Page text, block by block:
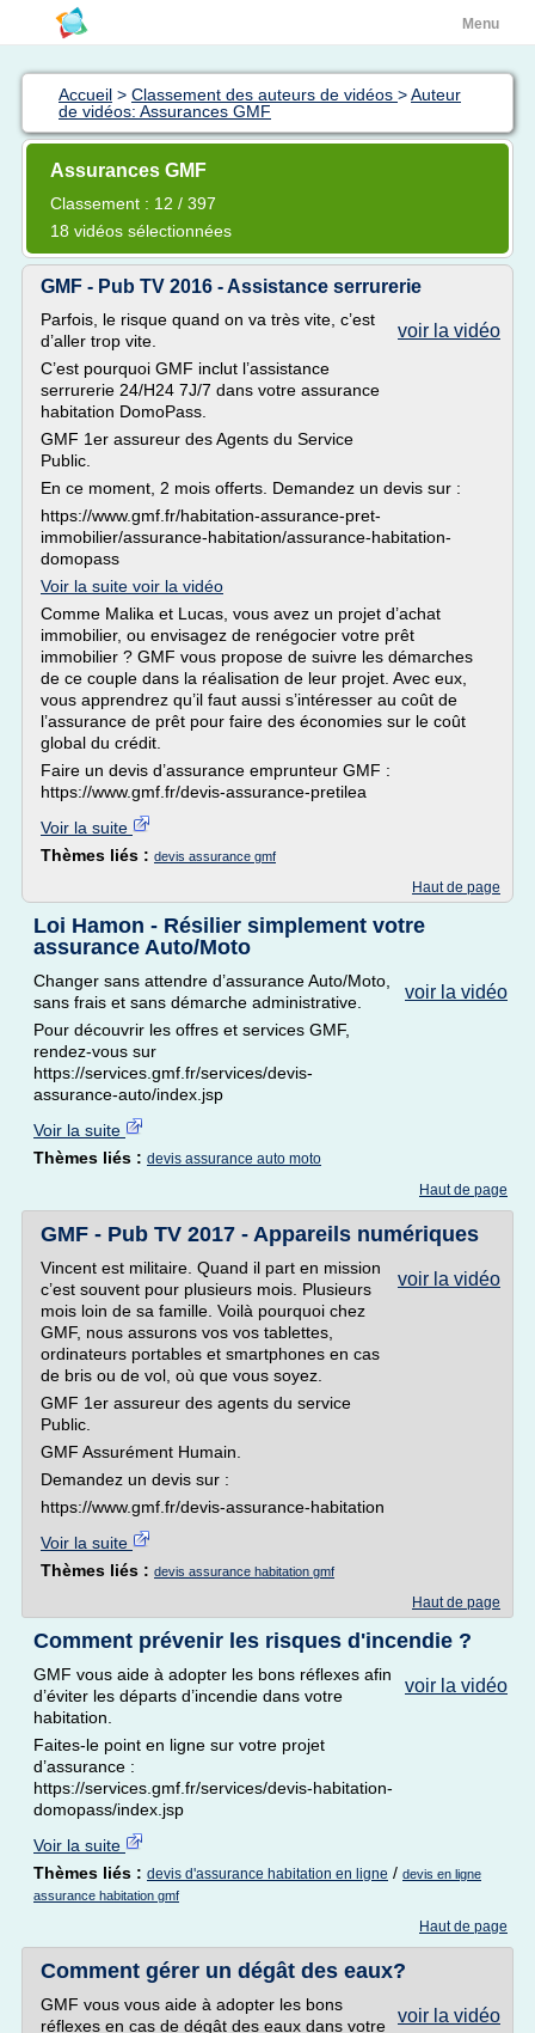
Menu
Accueil > Classement des auteurs de vidéos >Auteur
de vidéos: Assurances GMF
Assurances GMF
Classement : 12 / 397
18 vidéos sélectionnées
GMF - Pub TV 2016 - Assistance serrurerie
voir la vidéo
Parfois, le risque quand on va très vite, c’est
d’aller trop vite.
C’est pourquoi GMF inclut l’assistance
serrurerie 24/H24 7J/7 dans votre assurance
habitation DomoPass.
GMF 1er assureur des Agents du Service
Public.
En ce moment, 2 mois offerts. Demandez un devis sur :
https://www.gmf.fr/habitation-assurance-pret-
immobilier/assurance-habitation/assurance-habitation-
domopass
Voir la suite voir la vidéo
Comme Malika et Lucas, vous avez un projet d’achat
immobilier, ou envisagez de renégocier votre prêt
immobilier ? GMF vous propose de suivre les démarches
de ce couple dans la réalisation de leur projet. Avec eux,
vous apprendrez qu’il faut aussi s’intéresser au coût de
l’assurance de prêt pour faire des économies sur le coût
global du crédit.
Faire un devis d’assurance emprunteur GMF :
https://www.gmf.fr/devis-assurance-pretilea
Voir la suite
Thèmes liés : devis assurance gmf
Haut de page
Loi Hamon - Résilier simplement votre
assurance Auto/Moto
voir la vidéo
Changer sans attendre d’assurance Auto/Moto,
sans frais et sans démarche administrative.
Pour découvrir les offres et services GMF,
rendez-vous sur
https://services.gmf.fr/services/devis-
assurance-auto/index.jsp
Voir la suite
Thèmes liés : devis assurance auto moto
Haut de page
GMF - Pub TV 2017 - Appareils numériques
voir la vidéo
Vincent est militaire. Quand il part en mission
c’est souvent pour plusieurs mois. Plusieurs
mois loin de sa famille. Voilà pourquoi chez
GMF, nous assurons vos vos tablettes,
ordinateurs portables et smartphones en cas
de bris ou de vol, où que vous soyez.
GMF 1er assureur des agents du service
Public.
GMF Assurément Humain.
Demandez un devis sur :
https://www.gmf.fr/devis-assurance-habitation
Voir la suite
Thèmes liés : devis assurance habitation gmf
Haut de page
Comment prévenir les risques d'incendie ?
voir la vidéo
GMF vous aide à adopter les bons réflexes afin
d’éviter les départs d’incendie dans votre
habitation.
Faites-le point en ligne sur votre projet
d’assurance :
https://services.gmf.fr/services/devis-habitation-
domopass/index.jsp
Voir la suite
Thèmes liés : devis d'assurance habitation en ligne / devis en ligne
assurance habitation gmf
Haut de page
Comment gérer un dégât des eaux?
voir la vidéo
GMF vous vous aide à adopter les bons
réflexes en cas de dégât des eaux dans votre